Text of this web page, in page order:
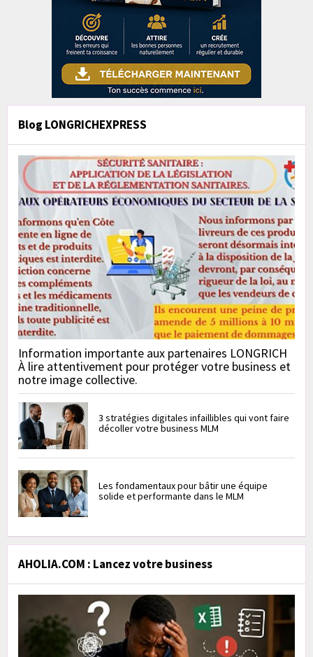
Blog LONGRICHEXPRESS
Information importante aux partenaires LONGRICH
À lire attentivement pour protéger votre business et
notre image collective.
3 stratégies digitales infaillibles qui vont faire
décoller votre business MLM
Les fondamentaux pour bâtir une équipe
solide et performante dans le MLM
AHOLIA.COM : Lancez votre business